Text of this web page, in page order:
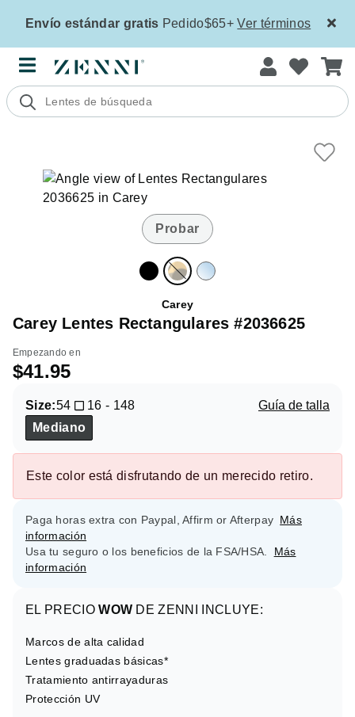
Envío estándar gratis Pedido$65+Ver términos
Probar
Carey
Carey Lentes Rectangulares #2036625
Empezando en
$41.95
Size:54 16 - 148
Guía de talla
Mediano
Este color está disfrutando de un merecido retiro.
Paga horas extra con Paypal, Affirm or Afterpay Más
información
Usa tu seguro o los beneficios de la FSA/HSA.
Más
información
EL PRECIOWOW DE ZENNI INCLUYE:
Marcos de alta calidad
Lentes graduadas básicas*
Tratamiento antirrayaduras
Protección UV